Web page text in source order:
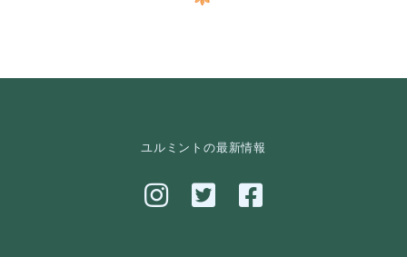
ユルミントの最新情報